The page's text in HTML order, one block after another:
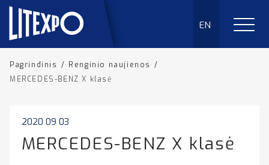
EN
Pagrindinis / Renginio naujienos /
MERCEDES-BENZ X klasė
2020 09 03
MERCEDES-BENZ X klasė